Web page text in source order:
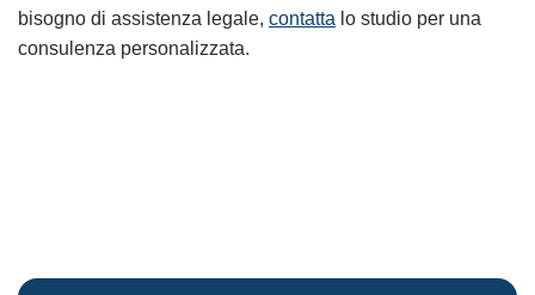
bisogno di assistenza legale, contatta lo studio per una
consulenza personalizzata.